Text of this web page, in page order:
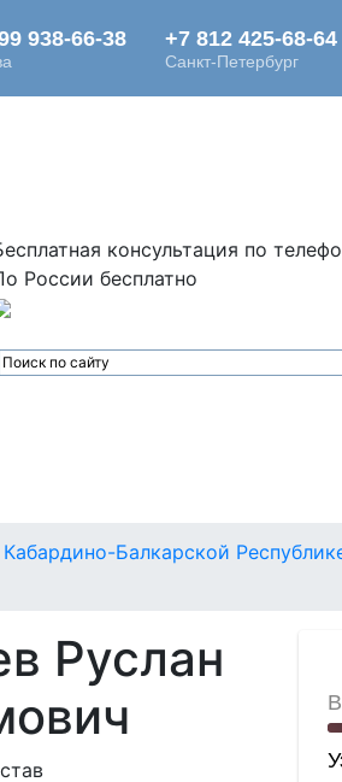
консультация по
России бесплатно
Балкарской
Руслан